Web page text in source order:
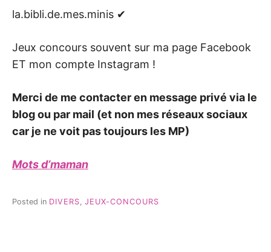
la.bibli.de.mes.minis ✔
Jeux concours souvent sur ma page Facebook
ET mon compte Instagram !
Merci de me contacter en message privé via le
blog ou par mail (et non mes réseaux sociaux
car je ne voit pas toujours les MP)
Mots d’maman
Posted in DIVERS, JEUX-CONCOURS